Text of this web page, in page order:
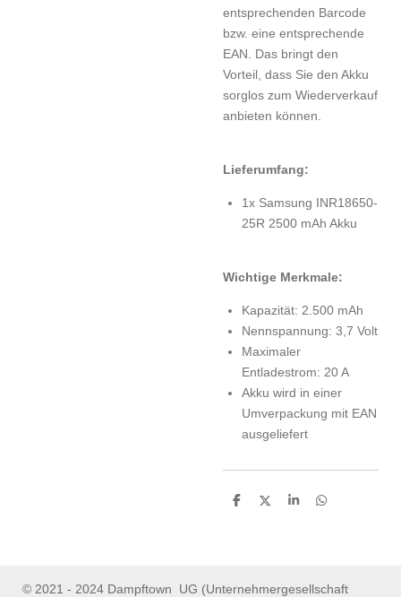
entsprechenden Barcode
bzw. eine entsprechende
EAN. Das bringt den
Vorteil, dass Sie den Akku
sorglos zum Wiederverkauf
anbieten können.
Lieferumfang:
1x Samsung INR18650-
25R 2500 mAh Akku
Wichtige Merkmale:
Kapazität: 2.500 mAh
Nennspannung: 3,7 Volt
Maximaler
Entladestrom: 20 A
Akku wird in einer
Umverpackung mit EAN
ausgeliefert
S
S
S
S
© 2021 - 2024 Dampftown UG (Unternehmergesellschaft